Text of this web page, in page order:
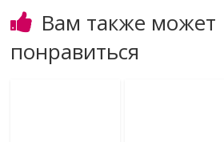
Вам также может
понравиться